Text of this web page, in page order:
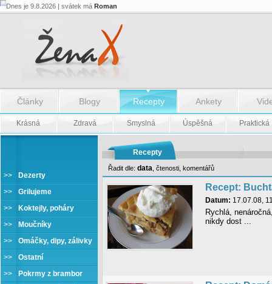
Dnes je 9.8.2026 | svátek má Roman
Články Blogy Recepty Ankety
Krásná Zdravá Smyslná Úspěšná Praktická
>>
Dezerty
>>
Grilujeme
>>
Koktejly, poháry
>>
Moučníky
>>
Omáčky, dipy, zálivky
>>
Ostatní
>>
Pokrmy z brambor
Recepty
Řadit dle: data čtenosti komentářů
Recept:
Datum: 17.07.08,
Rychlá,
nikdy dost ...